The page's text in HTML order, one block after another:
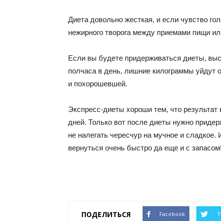
Диета довольно жесткая, и если чувство
нежирного творога между приемами пищи
Если вы будете придерживаться диеты,
полчаса в день, лишние килограммы уйдут
и похорошевшей.
Экспресс-диеты хороши тем, что
дней. Только вот после диеты нужно
не налегать чересчур на мучное и
вернуться очень быстро да еще и с
ПОДЕЛИТЬСЯ Facebook